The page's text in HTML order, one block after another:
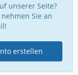
unserer Seite?
Sie an
erstellen